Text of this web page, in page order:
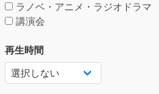
ラノベ・アニメ・ラジオドラマ
講演会
再生時間